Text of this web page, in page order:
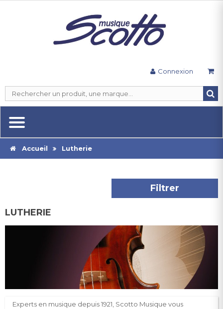
Connexion
Accueil Lutherie
Filtrer
LUTHERIE
Experts en musique depuis 1921, Scotto Musique vous